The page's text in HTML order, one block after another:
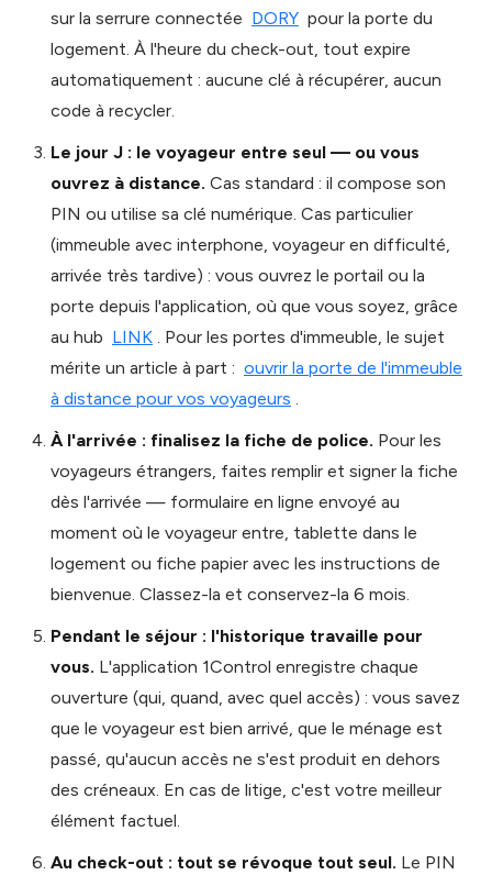
sur la serrure connectée DORY pour la porte du
logement. À l'heure du check-out, tout expire
automatiquement : aucune clé à récupérer, aucun
code à recycler.
Le jour J : le voyageur entre seul — ou vous
ouvrez à distance. Cas standard : il compose son
PIN ou utilise sa clé numérique. Cas particulier
(immeuble avec interphone, voyageur en difficulté,
arrivée très tardive) : vous ouvrez le portail ou la
porte depuis l'application, où que vous soyez, grâce
au hub LINK . Pour les portes d'immeuble, le sujet
mérite un article à part : ouvrir la porte de l'immeuble
à distance pour vos voyageurs .
À l'arrivée : finalisez la fiche de police. Pour les
voyageurs étrangers, faites remplir et signer la fiche
dès l'arrivée — formulaire en ligne envoyé au
moment où le voyageur entre, tablette dans le
logement ou fiche papier avec les instructions de
bienvenue. Classez-la et conservez-la 6 mois.
Pendant le séjour : l'historique travaille pour
vous. L'application 1Control enregistre chaque
ouverture (qui, quand, avec quel accès) : vous savez
que le voyageur est bien arrivé, que le ménage est
passé, qu'aucun accès ne s'est produit en dehors
des créneaux. En cas de litige, c'est votre meilleur
élément factuel.
Au check-out : tout se révoque tout seul. Le PIN